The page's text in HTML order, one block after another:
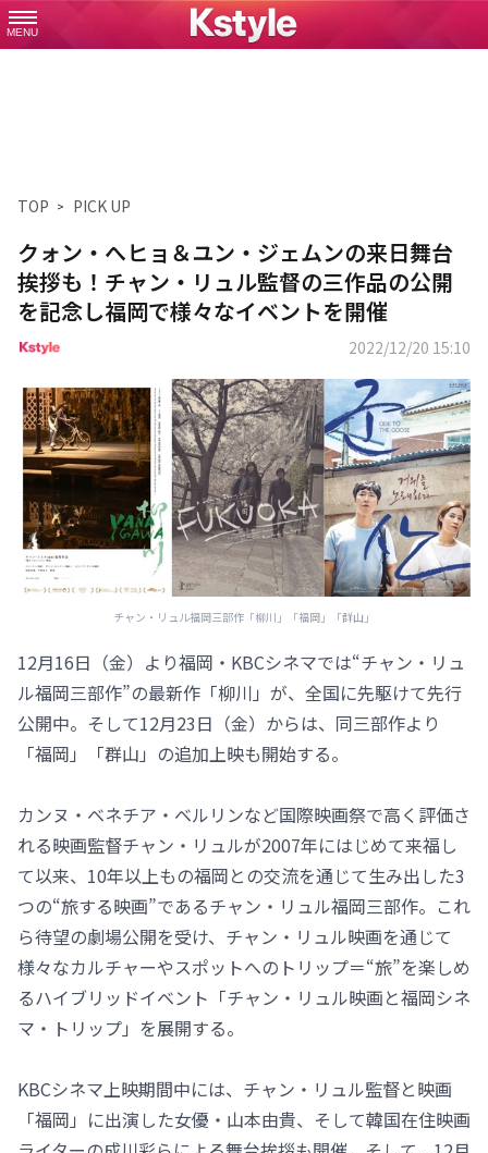
MENU
TOP PICK UP
クォン・へヒョ＆ユン・ジェムンの来日舞台
挨拶も！チャン・リュル監督の三作品の公開
を記念し福岡で様々なイベントを開催
2022/12/20 15:10
チャン・リュル福岡三部作「柳川」「福岡」「群山」
12月16日（金）より福岡・KBCシネマでは“チャン・リュ
ル福岡三部作”の最新作「柳川」が、全国に先駆けて先行
公開中。そして12月23日（金）からは、同三部作より
「福岡」「群山」の追加上映も開始する。
カンヌ・ベネチア・ベルリンなど国際映画祭で高く評価さ
れる映画監督チャン・リュルが2007年にはじめて来福し
て以来、10年以上もの福岡との交流を通じて生み出した3
つの“旅する映画”であるチャン・リュル福岡三部作。これ
ら待望の劇場公開を受け、チャン・リュル映画を通じて
様々なカルチャーやスポットへのトリップ＝“旅”を楽しめ
るハイブリッドイベント「チャン・リュル映画と福岡シネ
マ・トリップ」を展開する。
KBCシネマ上映期間中には、チャン・リュル監督と映画
「福岡」に出演した女優・山本由貴、そして韓国在住映画